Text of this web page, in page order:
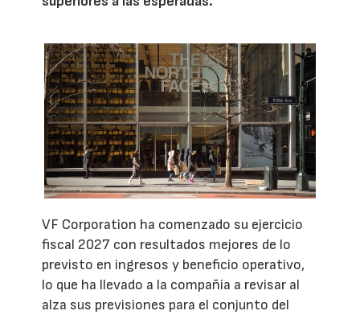
VF Corporation ha comenzado su ejercicio
fiscal 2027 con resultados mejores de lo
previsto en ingresos y beneficio operativo,
lo que ha llevado a la compañía a revisar al
alza sus previsiones para el conjunto del